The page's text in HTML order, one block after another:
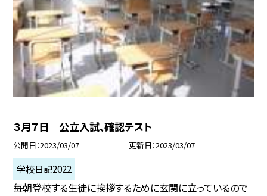
３月７日 公立入試、確認テスト
公開日 2023/03/07 更新日 2023/03/07
学校日記2022
毎朝登校する生徒に挨拶するために玄関に立っているので